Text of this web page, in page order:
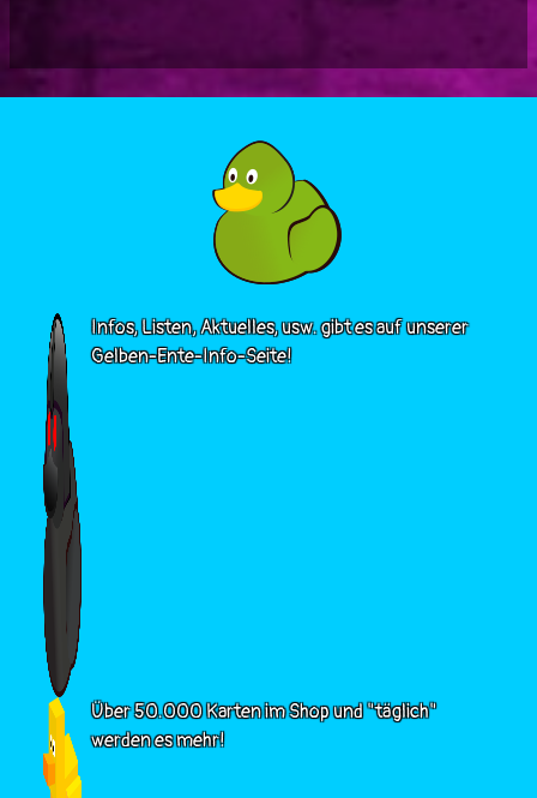
Infos, Listen, Aktuelles, usw. gibt es auf unserer
Gelben-Ente-Info-Seite!
Über 50.000 Karten im Shop und "täglich"
werden es mehr!